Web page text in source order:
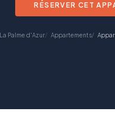
RÉSERVER CET
La Palme d'Azur Appartements